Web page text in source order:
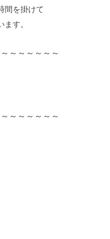
間を掛けて
す。
～～～～～～
～～～～～～